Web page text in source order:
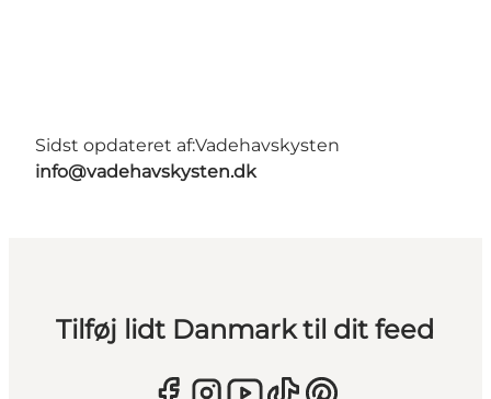
Sidst opdateret af:Vadehavskysten
info@vadehavskysten.dk
Tilføj lidt Danmark til dit feed